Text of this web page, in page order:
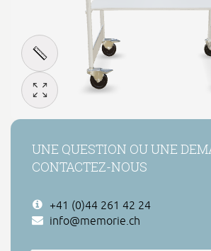
UNE QUESTION OU UNE
CONTACTEZ-NOUS
+41 (0)44 261 42 24
info@memorie.ch